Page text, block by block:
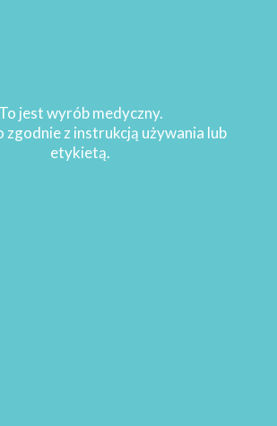
To jest wyrób medyczny.
zgodnie z instrukcją używania lub
etykietą.